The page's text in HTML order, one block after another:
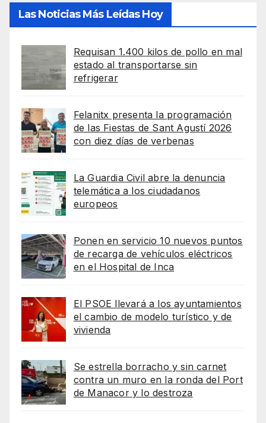
Las Noticias Más Leídas Hoy
Requisan 1.400 kilos de pollo en mal
estado al transportarse sin
refrigerar
Felanitx presenta la programación
de las Fiestas de Sant Agustí 2026
con diez días de verbenas
La Guardia Civil abre la denuncia
telemática a los ciudadanos
europeos
Ponen en servicio 10 nuevos puntos
de recarga de vehículos eléctricos
en el Hospital de Inca
El PSOE llevará a los ayuntamientos
el cambio de modelo turístico y de
vivienda
Se estrella borracho y sin carnet
contra un muro en la ronda del Port
de Manacor y lo destroza